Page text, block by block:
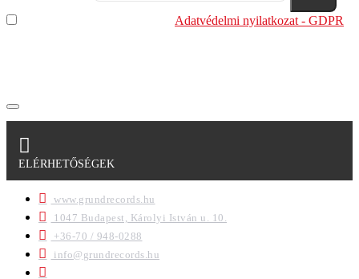
Adatvédelmi nyilatkozat - GDPR
ELÉRHETŐSÉGEK
www.grundrecords.hu
1047 Budapest, Károlyi István u. 10.
+36-70 / 948-0288
info@grundrecords.hu